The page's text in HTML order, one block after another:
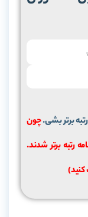
برتر بشی.چون